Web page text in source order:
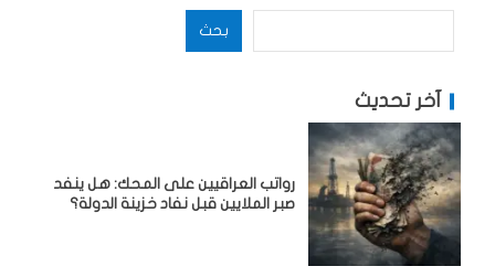
بحث
آخر تحديث
رواتب العراقيين على المحك: هل ينفد
صبر الملايين قبل نفاد خزينة الدولة؟